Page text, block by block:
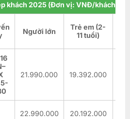
khách 2025 (Đơn vị: VNĐ/khách)
Người lớn
Trẻ em (2-
11 tuổi)
21.990.000 19.392.000
22.990.000 20.192.000